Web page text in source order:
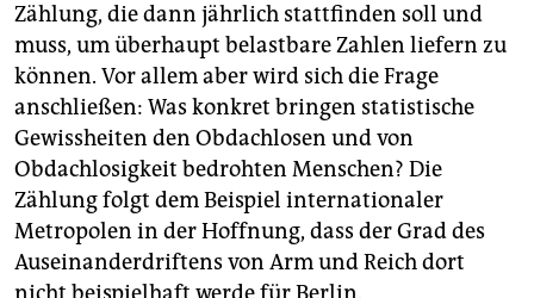
Zählung, die dann jährlich stattfinden soll und
muss, um überhaupt belastbare Zahlen liefern zu
können. Vor allem aber wird sich die Frage
anschließen: Was konkret bringen statistische
Gewissheiten den Obdachlosen und von
Obdachlosigkeit bedrohten Menschen? Die
Zählung folgt dem Beispiel internationaler
Metropolen in der Hoffnung, dass der Grad des
Auseinanderdriftens von Arm und Reich dort